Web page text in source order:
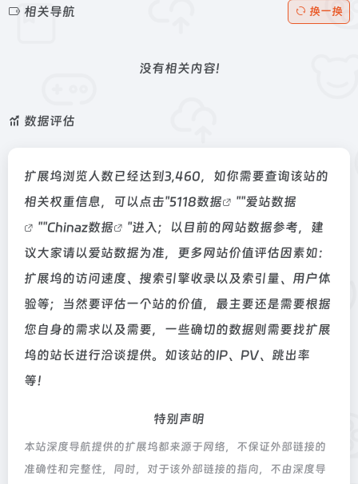
相关导航 换一换
没有相关内容!
数据评估
扩展坞浏览人数已经达到3,460，如你需要查询该站的
相关权重信息，可以点击"5118数据 ""爱站数据
""Chinaz数据
"进入；以目前的网站数据参考，建
议大家请以爱站数据为准，更多网站价值评估因素如：
扩展坞的访问速度、搜索引擎收录以及索引量、用户体
验等；当然要评估一个站的价值，最主要还是需要根据
您自身的需求以及需要，一些确切的数据则需要找扩展
坞的站长进行洽谈提供。如该站的IP、PV、跳出率
等！
特别声明
本站深度导航提供的扩展坞都来源于网络，不保证外部链接的
准确性和完整性，同时，对于该外部链接的指向，不由深度导